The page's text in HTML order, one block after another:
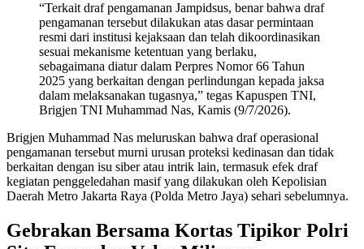
“Terkait draf pengamanan Jampidsus, benar bahwa draf
pengamanan tersebut dilakukan atas dasar permintaan
resmi dari institusi kejaksaan dan telah dikoordinasikan
sesuai mekanisme ketentuan yang berlaku,
sebagaimana diatur dalam Perpres Nomor 66 Tahun
2025 yang berkaitan dengan perlindungan kepada jaksa
dalam melaksanakan tugasnya,” tegas Kapuspen TNI,
Brigjen TNI Muhammad Nas, Kamis (9/7/2026).
Brigjen Muhammad Nas meluruskan bahwa draf operasional
pengamanan tersebut murni urusan proteksi kedinasan dan tidak
berkaitan dengan isu siber atau intrik lain, termasuk efek draf
kegiatan penggeledahan masif yang dilakukan oleh Kepolisian
Daerah Metro Jakarta Raya (Polda Metro Jaya) sehari sebelumnya.
Gebrakan Bersama Kortas Tipikor Polri